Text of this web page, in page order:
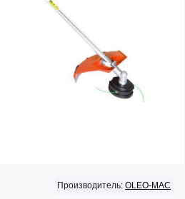
Производитель: OLEO-MAC